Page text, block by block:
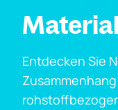
Entdecken Sie